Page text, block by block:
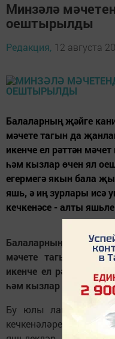
Минзәлә
оештырылды
Редакция, 12 августа
Балаларның җәйге
мәчете тагын да
икенче ел рәттән
һәм кызлар өчен ял
егермегә якын бала
яшь, ә иң зурлары исә
кечкенәсе - алты
Балаларның җәйге
мәчете тагын да
икенче ел рәттән
һәм кызлар өчен ял
Бу юлы лагерьга
кечкенәләренә -алты